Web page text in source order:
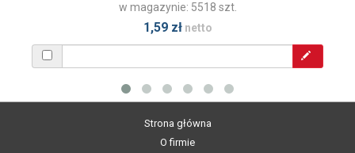
w magazynie: 5518 szt.
1,59 złnetto
Strona główna
O firmie